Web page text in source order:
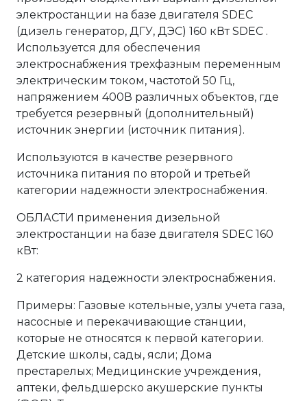
электростанции на базе двигателя SDEC
(дизель генератор, ДГУ, ДЭС) 160 кВт SDEC .
Используется для обеспечения
электроснабжения трехфазным переменным
электрическим током, частотой 50 Гц,
напряжением 400В различных объектов, где
требуется резервный (дополнительный)
источник энергии (источник питания).
Используются в качестве резервного
источника питания по второй и третьей
категории надежности электроснабжения.
ОБЛАСТИ применения дизельной
электростанции на базе двигателя SDEC 160
кВт:
2 категория надежности электроснабжения.
Примеры: Газовые котельные, узлы учета газа,
насосные и перекачивающие станции,
которые не относятся к первой категории.
Детские школы, сады, ясли; Дома
престарелых; Медицинские учреждения,
аптеки, фельдшерско акушерские пункты